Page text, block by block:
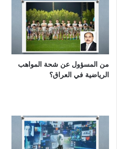
من المسؤول عن شحة المواهب
الرياضية في العراق؟